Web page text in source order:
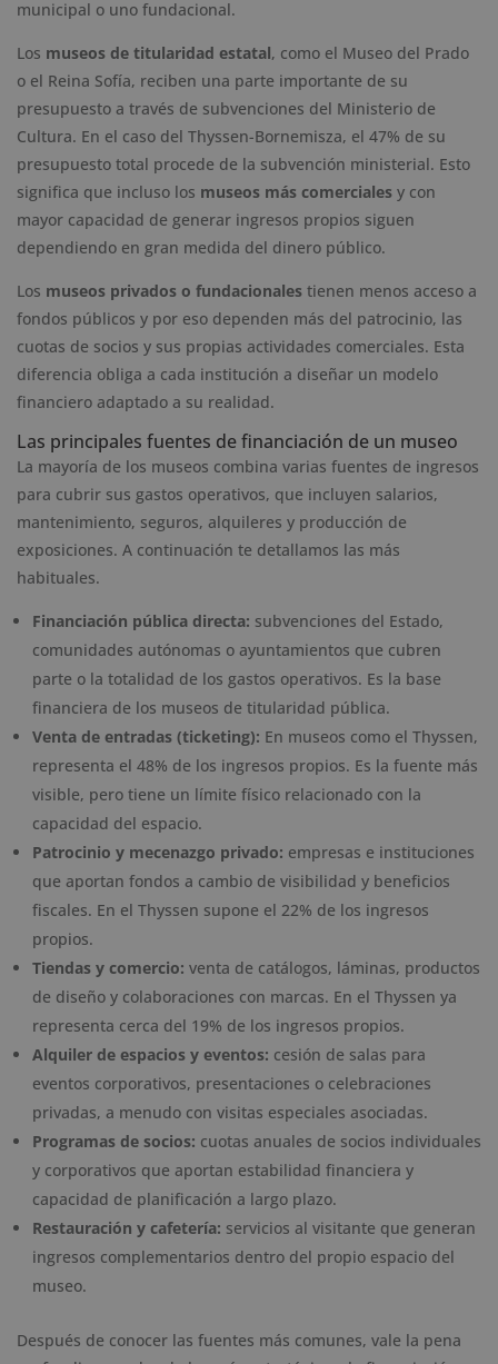
municipal o uno fundacional.
Los museos de titularidad estatal, como el Museo del Prado
o el Reina Sofía, reciben una parte importante de su
presupuesto a través de subvenciones del Ministerio de
Cultura. En el caso del Thyssen-Bornemisza, el 47% de su
presupuesto total procede de la subvención ministerial. Esto
significa que incluso los museos más comerciales y con
mayor capacidad de generar ingresos propios siguen
dependiendo en gran medida del dinero público.
Los museos privados o fundacionales tienen menos acceso a
fondos públicos y por eso dependen más del patrocinio, las
cuotas de socios y sus propias actividades comerciales. Esta
diferencia obliga a cada institución a diseñar un modelo
financiero adaptado a su realidad.
Las principales fuentes de financiación de un museo
La mayoría de los museos combina varias fuentes de ingresos
para cubrir sus gastos operativos, que incluyen salarios,
mantenimiento, seguros, alquileres y producción de
exposiciones. A continuación te detallamos las más
habituales.
Financiación pública directa: subvenciones del Estado,
comunidades autónomas o ayuntamientos que cubren
parte o la totalidad de los gastos operativos. Es la base
financiera de los museos de titularidad pública.
Venta de entradas (ticketing): En museos como el Thyssen,
representa el 48% de los ingresos propios. Es la fuente más
visible, pero tiene un límite físico relacionado con la
capacidad del espacio.
Patrocinio y mecenazgo privado: empresas e instituciones
que aportan fondos a cambio de visibilidad y beneficios
fiscales. En el Thyssen supone el 22% de los ingresos
propios.
Tiendas y comercio: venta de catálogos, láminas, productos
de diseño y colaboraciones con marcas. En el Thyssen ya
representa cerca del 19% de los ingresos propios.
Alquiler de espacios y eventos: cesión de salas para
eventos corporativos, presentaciones o celebraciones
privadas, a menudo con visitas especiales asociadas.
Programas de socios: cuotas anuales de socios individuales
y corporativos que aportan estabilidad financiera y
capacidad de planificación a largo plazo.
Restauración y cafetería: servicios al visitante que generan
ingresos complementarios dentro del propio espacio del
museo.
Después de conocer las fuentes más comunes, vale la pena